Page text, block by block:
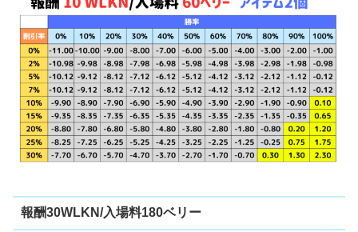
報酬30WLKN/入場料180ベリー